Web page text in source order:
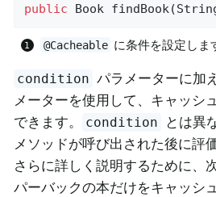
public Book findBook
@Cacheable に条件を設定しま
condition パラメーターに加
メーターを使用して、キャッシ
できます。
condition とは異
メソッドが呼び出された後に評
さらに詳しく説明するために、
パーバックの本だけをキャッシ